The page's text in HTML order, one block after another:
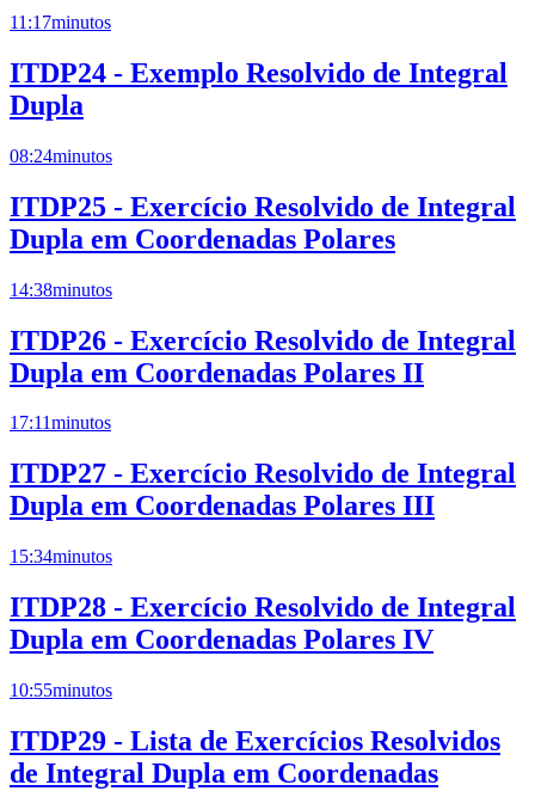
11:17minutos
ITDP24 - Exemplo Resolvido de Integral
Dupla
08:24minutos
ITDP25 - Exercício Resolvido de Integral
Dupla em Coordenadas Polares
14:38minutos
ITDP26 - Exercício Resolvido de Integral
Dupla em Coordenadas Polares II
17:11minutos
ITDP27 - Exercício Resolvido de Integral
Dupla em Coordenadas Polares III
15:34minutos
ITDP28 - Exercício Resolvido de Integral
Dupla em Coordenadas Polares IV
10:55minutos
ITDP29 - Lista de Exercícios Resolvidos
de Integral Dupla em Coordenadas